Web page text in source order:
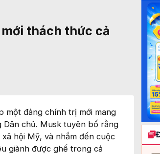
thách thức cả
một đảng chính trị mới mang
chủ. Musk tuyên bố rằng
hội Mỹ, và nhắm đến cuộc
giành được ghế trong cả